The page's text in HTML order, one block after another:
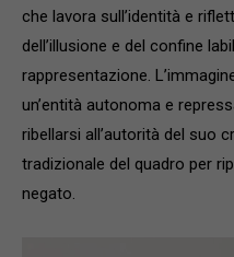
che lavora sull’identità e
dell’illusione e del confine
rappresentazione.
un’entità autonoma e
ribellarsi all’autorità del suo
tradizionale del quadro per
negato.